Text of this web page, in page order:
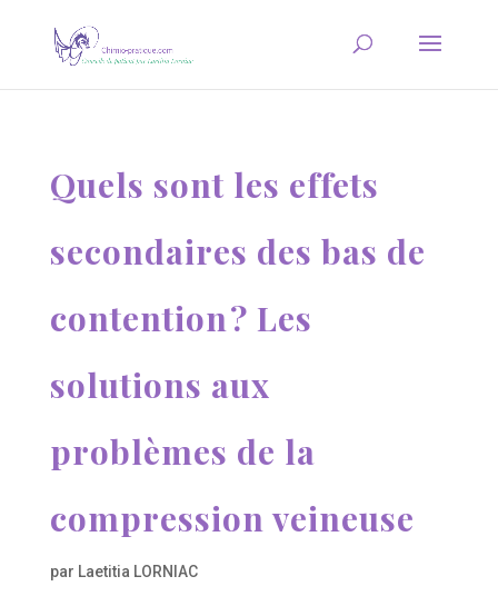
Quels sont les effets
secondaires des bas de
contention ? Les
solutions aux
problèmes de la
compression veineuse
par Laetitia LORNIAC